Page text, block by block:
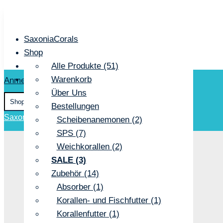
SaxoniaCorals
Shop
Alle Produkte (51)
Korallen (37)
LPS (25)
Paly & Zoas (1)
Scheibenanemonen (2)
SPS (7)
Weichkorallen (2)
SALE (3)
Zubehör (14)
Absorber (1)
Korallen- und Fischfutter (1)
Korallenfutter (1)
Mein Konto
Warenkorb
Kasse
Bestellungen
Kontakt
Über Uns
Anmelden / Registrieren
Suchen
nach:
SaxoniaCorals /Alle Produkte/Niedere Tiere